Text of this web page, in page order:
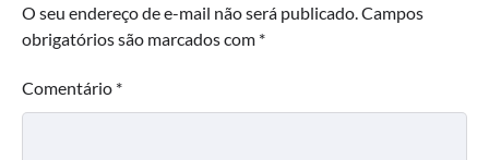
O seu endereço de e-mail não será publicado.Campos
obrigatórios são marcados com *
Comentário *